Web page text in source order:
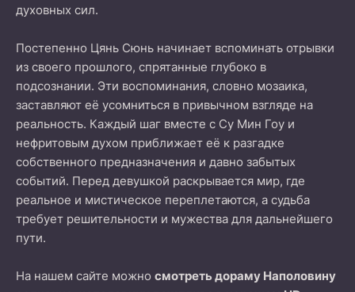
духовных сил.
Постепенно Цянь Сюнь начинает вспоминать отрывки
из своего прошлого, спрятанные глубоко в
подсознании. Эти воспоминания, словно мозаика,
заставляют её усомниться в привычном взгляде на
реальность. Каждый шаг вместе с Су Мин Гоу и
нефритовым духом приближает её к разгадке
собственного предназначения и давно забытых
событий. Перед девушкой раскрывается мир, где
реальное и мистическое переплетаются, а судьба
требует решительности и мужества для дальнейшего
пути.
На нашем сайте можно смотреть дораму Наполовину